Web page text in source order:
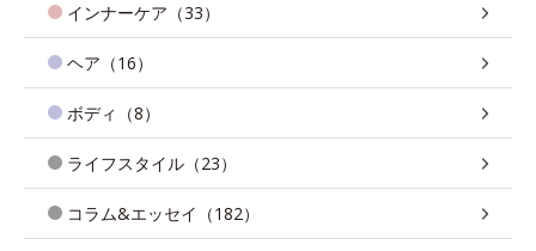
インナーケア（33）
ヘア（16）
ボディ（8）
ライフスタイル（23）
コラム&エッセイ（182）